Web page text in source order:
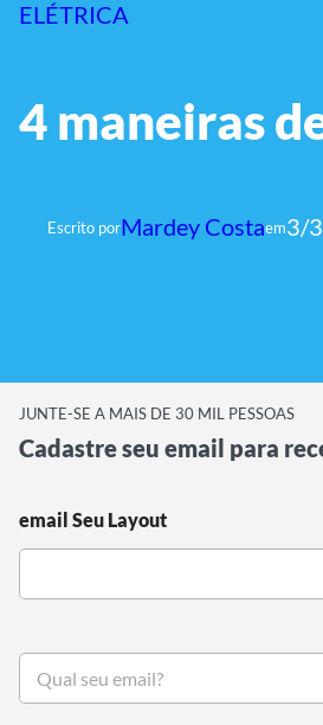
ELÉTRICA
4 maneiras
Escrito porMardey Costaem3/
JUNTE-SE A MAIS DE 30 MIL PESSOAS
Cadastre seu email para
email Seu Layout
S
u